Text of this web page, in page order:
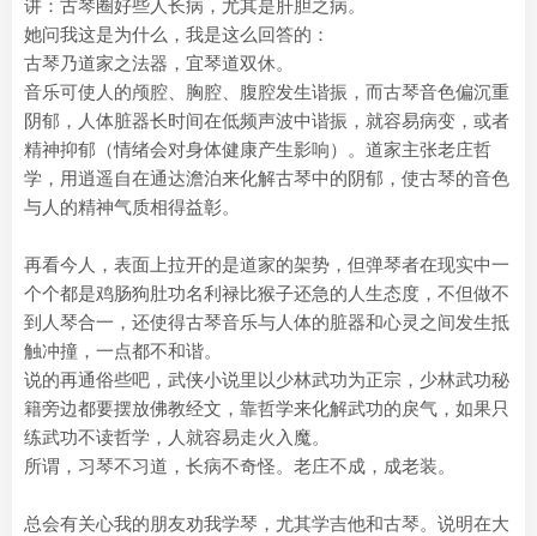
讲：古琴圈好些人长病，尤其是肝胆之病。
她问我这是为什么，我是这么回答的：
古琴乃道家之法器，宜琴道双休。
音乐可使人的颅腔、胸腔、腹腔发生谐振，而古琴音色偏沉重
阴郁，人体脏器长时间在低频声波中谐振，就容易病变，或者
精神抑郁（情绪会对身体健康产生影响）。道家主张老庄哲
学，用逍遥自在通达澹泊来化解古琴中的阴郁，使古琴的音色
与人的精神气质相得益彰。
再看今人，表面上拉开的是道家的架势，但弹琴者在现实中一
个个都是鸡肠狗肚功名利禄比猴子还急的人生态度，不但做不
到人琴合一，还使得古琴音乐与人体的脏器和心灵之间发生抵
触冲撞，一点都不和谐。
说的再通俗些吧，武侠小说里以少林武功为正宗，少林武功秘
籍旁边都要摆放佛教经文，靠哲学来化解武功的戾气，如果只
练武功不读哲学，人就容易走火入魔。
所谓，习琴不习道，长病不奇怪。老庄不成，成老装。
总会有关心我的朋友劝我学琴，尤其学吉他和古琴。说明在大